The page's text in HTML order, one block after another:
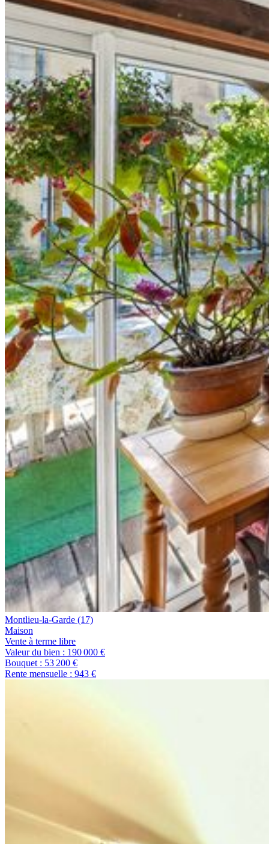
Montlieu-la-Garde (17)
maison
Vente à terme libre
Valeur du bien : 190 000 €
Bouquet : 53 200 €
Rente mensuelle : 943 €